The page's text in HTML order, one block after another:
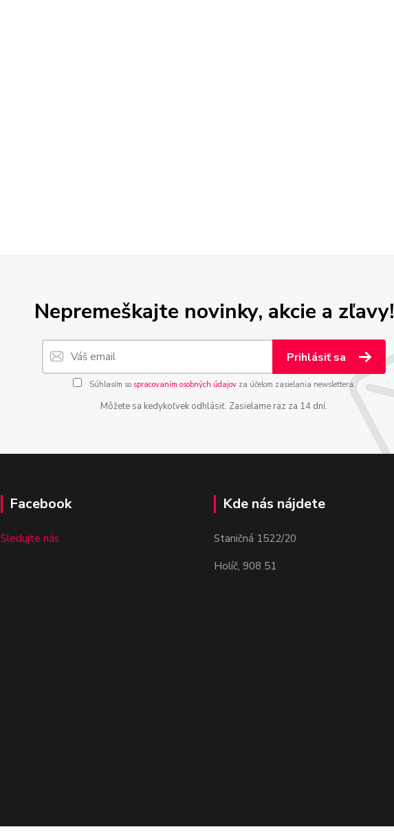
Nepremeškajte novinky, akcie a zľavy!
Prihlásiť sa
Súhlasím so spracovaním osobných údajovza účelom zasielania newslettera.
Môžete sa kedykoľvek odhlásiť. Zasielame raz za 14 dní.
Facebook
Sledujte nás
Kde nás nájdete
Staničná 1522/20
Holíč, 908 51